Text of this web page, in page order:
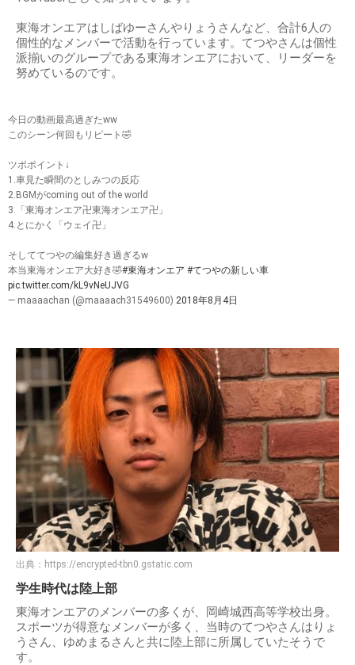
東海オンエアはしばゆーさんやりょうさんなど、合計6人の
個性的なメンバーで活動を行っています。てつやさんは個性
派揃いのグループである東海オンエアにおいて、リーダーを
努めているのです。
今日の動画最高過ぎたww
このシーン何回もリピート🤣
ツボポイント↓
1.車見た瞬間のとしみつの反応
2.BGMがcoming out of the world
3.「東海オンエア卍東海オンエア卍」
4.とにかく「ウェイ卍」
そしててつやの編集好き過ぎるw
本当東海オンエア大好き🤣#東海オンエア #てつやの新しい車
pic.twitter.com/kL9vNeUJVG
— maaaachan (@maaaach31549600) 2018年8月4日
出典： https://encrypted-tbn0.gstatic.com
学生時代は陸上部
東海オンエアのメンバーの多くが、岡崎城西高等学校出身。
スポーツが得意なメンバーが多く、当時のてつやさんはりょ
うさん、ゆめまるさんと共に陸上部に所属していたそうで
す。